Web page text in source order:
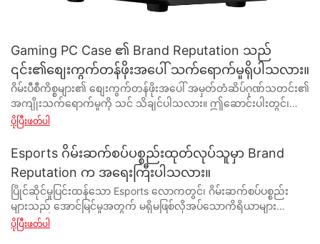
Gaming PC Case ၏ Brand Reputation သည်
၎င်း၏စျေးကွက်တန်ဖိုးအပေါ် သက်ရောက်မှုရှိပါသလား။
ဂိမ်းပီစီကိစ္စများ၏ စျေးကွက်တန်ဖိုးအပေါ် အမှတ်တံဆိပ်ဂုဏ်သတင်း၏ အကျိုးသက်ရောက်မှုကို သင် သိချင်ပါသလား။ ဤဆောင်းပါးတွင်၊ ကျွန်ုပ်တို့သည် ဂိမ်းပီစီအိတ်တစ်လုံး၏ အမှတ်တံဆိပ်ဂုဏ်သတင်းနှင့် ၎င်း၏စျေးကွက်တန်ဖိုးတို့ကြား ဆန်းကြယ်သော ဆက်ဆံရေးကို စူးစမ်းလေ့လာပါသည်။ အပြိုင်အဆိုင်ဂိမ်းစက်မှုနယ်ပယ်တွင် သုံးစွဲသူများ၏ သဘောထားအမြင်များက ထုတ်ကုန်တစ်ခု၏တန်ဖိုးကို မည်သို့ပုံဖော်နိုင်သည်ကို လေ့လာခြင်းဖြင့် ကျွန်ုပ်တို့နှင့်ပူးပေါင်းပါ။ - Brand Reputation နှင့် Market Value အကြား ဆက်စပ်မှုကို စစ်ဆေးခြင်း။ နည်းပညာနှင့် ဂိမ်းလောကတွင် အမြဲတစေ တိုးတက်ပြောင်းလဲနေသော ဂိမ်းကစားခြင်း PC Case သည် စွမ်းဆောင်ရည်မြင့် ကွန်ပျူတာ၏ အစိတ်အပိုင်းများကို ကာကွယ်ပေးရုံသာမက တပ်ဆင်မှု၏ အလုံးစုံ လှပမှုကို မြှင့်တင်ရာတွင်လည်း အရေးပါသော အခန်းကဏ္ဍမှ ပါဝင်ပါသည်။ ထို့ကြောင့်၊ သုံးစွဲသူများသည် လူသိများသောအမှတ်တံဆိပ်များကို သာလွန်ကောင်းမွန်သောအရည်အသွေးနှင့် စွမ်းဆောင်ရည်ဖြင့် တွဲဆက်လေ့ရှိသောကြောင့် ဂိမ်းပီစီအိတ်တစ်လုံး၏ အမှတ်တံဆိပ်ဂုဏ်သတင်းသည် ၎င်း၏စျေးကွက်တန်ဖိုးကို သိသိသာသာသက်ရောက်မှုရှိနိုင်သည်။ ဂိမ်းပီစီကိစ္စများတွင် အမှတ်တံဆိပ်ဂုဏ်သတင်းနှင့် စျေးကွက်တန်ဖိုးအကြား ဆက်စပ်မှုကို ဆန်းစစ်သောအခါ၊ ဂိမ်းဆော့ဖ်ဝဲ PC case ပေးသွင်းသူများနှင့် ထုတ်လုပ်သူများ၏ အခန်းကဏ္ဍကို ထည့်သွင်းစဉ်းစားရန် အရေးကြီးပါသည်။ Gaming PC case ပေးသွင်းသူများသည် အမျိုးမျိုးသော ဂိမ်းထုတ်လုပ်သူများထံမှ gaming PC case အများအပြားကို ဖြန့်ချီရန် တာဝန်ရှိပြီး gaming PC case ထုတ်လုပ်သူများသည် အဆိုပါ case များကို ဒီဇိုင်းထုတ်ရန်နှင့် ထုတ်လုပ်ရန် တာဝန်ပေးထားသည်။ အဆိုပါအဖွဲ့အစည်းနှစ်ခုစလုံးသည် ဂိမ်းပီစီအိတ်၏အမှတ်တံဆိပ်ဂုဏ်သတင်းကိုပုံဖော်ရာတွင် အဓိကအခန်းကဏ္ဍမှပါဝင်နေပြီး နောက်ဆုံးတွင် ၎င်း၏စျေးကွက်တန်ဖိုးကို လွှမ်းမိုးထားသည်။ ဂိမ်းပီစီအိတ်တစ်လုံး၏ အမှတ်တံဆိပ်ဂုဏ်သတင်းကို လွှမ်းမိုးနိုင်သည့် အဓိကအချက်များထဲမှတစ်ခုမှာ ၎င်း၏တည်ဆောက်မှုတွင် အသုံးပြုသည့်ပစ္စည်းများ၏ အရည်အသွေးဖြစ်သည်။ Tempered Glass၊ Aluminium နှင့် Steel ကဲ့သို့သော အရည်အသွေးမြင့်ပစ္စည်းများသည် တာရှည်ခံမှုနှင့် တာရှည်ခံမှုကို ပေးစွမ်းရုံသာမက Case ၏ အလုံးစုံလှပမှုကိုလည်း ပံ့ပိုးပေးပါသည်။ ပရီမီယံပစ္စည်းများဖြင့်ပြုလုပ်ထားသည့် ဂိမ်းပီစီအိတ်ကို စားသုံးသူများက အဆင့်မြင့်ထုတ်ကုန်တစ်ခုအဖြစ် ထင်မြင်ယူဆနိုင်ပြီး ၎င်း၏အမှတ်တံဆိပ်ဂုဏ်သတင်းနှင့် စျေးကွက်တန်ဖိုးကို မြှင့်တင်ပေးပါသည်။ ပစ္စည်းများအပြင်၊ ဂိမ်းပီစီအိတ်၏ ဒီဇိုင်းနှင့် လုပ်ဆောင်နိုင်စွမ်းသည် ၎င်း၏အမှတ်တံဆိပ်ဂုဏ်သတင်းကို ပုံဖော်ရာတွင် အရေးပါသောအခန်းကဏ္ဍမှ ပါဝင်ပါသည်။ RGB အလင်းရောင်၊ ကေဘယ်ကြိုး စီမံခန့်ခွဲမှုစနစ်များနှင့် စိတ်ကြိုက်ပြင်ဆင်နိုင်သော အပြင်အဆင်များကဲ့သို့သော ဆန်းသစ်သောအင်္ဂါရပ်များပါရှိသော ဂိမ်းကစားသည့် PC အိတ်များသည် သုံးစွဲသူများထံ ဆွဲဆောင်နိုင်ပြီး အပြုသဘောဆောင်သော သုံးသပ်ချက်များကို စုဆောင်းနိုင်ဖွယ်ရှိသည်။ ရလဒ်အနေဖြင့် ဤကိစ္စများသည် ကျော်ကြားသောအမှတ်တံဆိပ်များနှင့် ဆက်စပ်မှုရှိနိုင်ချေပိုများပြီး စားသုံးသူများ၏အမြင်တွင် ၎င်းတို့၏စျေးကွက်တန်ဖိုးကို တိုးစေသည်။ ထို့အပြင်၊ ဂိမ်းဆော့သော PC case ပေးသွင်းသူ သို့မဟုတ် ထုတ်လုပ်သူ၏ ဂုဏ်သတင်းသည် ၎င်းတို့ကမ်းလှမ်းသည့် ထုတ်ကုန်များ၏ အမှတ်တံဆိပ်ဂုဏ်သတင်းကိုလည်း လွှမ်းမိုးနိုင်သည်။ အရည်အသွေးမြင့် ထုတ်ကုန်များနှင့် ကောင်းမွန်သော ဖောက်သည် ဝန်ဆောင်မှုများ ပေးအပ်သည့် မှတ်တမ်းရှိသည့် ဂိမ်းပီစီ အိတ်ရောင်းချသူ သို့မဟုတ် ထုတ်လုပ်သူသည် စားသုံးသူများထံမှ ယုံကြည်ရဖွယ်ရှိပြီး ၎င်းတို့ကမ်းလှမ်းသည့် ဂိမ်းကစားသည့် PC အိတ်များနှင့် အပြုသဘောဆောင်သော ပေါင်းစည်းမှုကို ဖြစ်ပေါ်စေပါသည်။ အခြားတစ်ဖက်တွင်၊ ညံ့ဖျင်းသောဂုဏ်သတင်းရှိသော ပေးသွင်းသူ သို့မဟုတ် ထုတ်လုပ်သူသည် ၎င်းတို့ပေးဆောင်သည့် ဂိမ်း PC အိတ်များ၏ အမှတ်တံဆိပ်ဂုဏ်သတင်းနှင့် စျေးကွက်တန်ဖိုးကို ထိခိုက်စေနိုင်သည်။ ယေဘုယျအားဖြင့်၊ ဂိမ်းပီစီအိတ်တစ်လုံး၏ အမှတ်တံဆိပ်ဂုဏ်သတင်းသည် သုံးစွဲသူများသည် ကျော်ကြားသောအမှတ်တံဆိပ်များမှ ထုတ်ကုန်များအတွက် ပရီမီယံကို ပေးဆောင်ရန် ဆန္ဒရှိသဖြင့် ၎င်း၏စျေးကွက်တန်ဖိုးနှင့် ပြတ်ပြတ်သားသား ချိတ်ဆက်ထားသည်။ အမှတ်တံဆိပ်ဂုဏ်သတင်းကို အထောက်အကူဖြစ်စေသည့်အချက်များကို နားလည်ခြင်းဖြင့် ဂိမ်းဆော့သော PC case ပေးသွင်းသူများနှင့် ထုတ်လုပ်သူများသည် စျေးကွက်တွင် ၎င်းတို့၏ရပ်တည်ချက်ကို အားကောင်းစေပြီး အရည်အသွေးမြင့်နှင့် စတိုင်ကျသော ဂိမ်းကစားသည့် PC အိတ်များကို ရှာဖွေနေသည့် ပိုင်းခြားစိတ်ဖြာသော စားသုံးသူများကို ဆွဲဆောင်နိုင်သည်။ အဆုံးစွန်အားဖြင့်၊ အမှတ်တံဆိပ်ဂုဏ်သတင်းနှင့် စျေးကွက်တန်ဖိုးအကြား ဆက်စပ်မှုသည် အရည်အသွေး၊ ဒီဇိုင်းနှင့် ယှဉ်ပြိုင်မှုရှိသော PC ဂိမ်းများတွင် ယှဉ်ပြိုင်မှုကမ္ဘာတွင် ယုံကြည်မှု၏ အရေးပါမှုကို မီးမောင်းထိုးပြပါသည်။ - စားသုံးသူဝယ်ယူမှုဆိုင်ရာ ဆုံးဖြတ်ချက်များအပေါ် ကုန်အမှတ်တံဆိပ်ခံယူချက်၏ သက်ရောက်မှု ပြိုင်ဆိုင်မှုများသော ဂိမ်းပီစီကိစ္စများတွင်၊ အမှတ်တံဆိပ်၏ခံယူချက်သည် စားသုံးသူဝယ်ယူမှုဆုံးဖြတ်ချက်များအပေါ် လွှမ်းမိုးမှုတွင် အရေးပါသောအခန်းကဏ္ဍမှ ပါဝင်ပါသည်။ အမှတ်တံဆိပ်တစ်ခု၏ဂုဏ်သတင်းသည် ထုတ်ကုန်တစ်ခု၏စျေးကွက်တန်ဖိုးကို သိသိသာသာသက်ရောက်မှုရှိစေနိုင်ကြောင်း ကျယ်ကျယ်ပြန့်ပြန့်အသိအမှတ်ပြုထားသည်။ ဤဆောင်းပါးသည် ဂိမ်း PC ကိစ္စများတွင် အမှတ်တံဆိပ်ဂုဏ်သတင်းနှင့် စျေးကွက်တန်ဖိုးအကြား ဆက်စပ်မှုကို လေ့လာရန် ရည်ရွယ်ပါသည်။ ဂိမ်းဆော့သော PC အိတ်များသည် ၎င်းတို့၏ ပြောင်မြောက်သော ဒီဇိုင်းများ၊ အဆင့်မြင့် အင်္ဂါရပ်များနှင့် စိတ်ကြိုက်ပြင်ဆင်နိုင်ခြင်းကြောင့် ဂိမ်းကစားသူများအကြား ရေပန်းစားသော ရွေးချယ်မှုတစ်ခု ဖြစ်လာခဲ့သည်။ ရလဒ်အနေဖြင့်၊ ဂိမ်းဆော့သော PC Case များအတွက် စျေးကွက်သည် ပေးသွင်းသူများနှင့် ထုတ်လုပ်သူများထံမှ မရေမတွက်နိုင်သော ရွေးချယ်မှုများဖြင့် ပြည့်နှက်လာသည်။ ထိုကဲ့သို့ လူစည်ကားသောဈေးကွက်တွင်၊ ကုန်အမှတ်တံဆိပ်များသည် သုံးစွဲသူများကို ဆွဲဆောင်ရန်နှင့် ထိန်းသိမ်းရန် ခိုင်မာသောဂုဏ်သတင်းကို ထူထောင်ရန် လိုအပ်သည်။ ဂိမ်းပီစီအိတ်တစ်လုံး၏ အမှတ်တံဆိပ်အပေါ် ခံယူချက်ကို ဆုံးဖြတ်သည့် အဓိကအချက်များထဲမှတစ်ခုမှာ ထုတ်ကုန်၏ အရည်အသွေးဖြစ်သည်။ ဂိမ်းကစားသူများသည် သာလွန်ကောင်းမွန်သောစွမ်းဆောင်ရည်၊ ကြာရှည်ခံမှုနှင့် အလှတရားများကို ပေးဆောင်သည့် အရည်အသွေးမြင့် case တစ်ခုအတွက် ပရီမီယံကို ပေးဆောင်ရန် ဆန္ဒရှိနေပါသည်။ ဤအချက်များပေါ်တွင် တစိုက်မတ်မတ် ပေးပို့သော ကုန်အမှတ်တံဆိပ်များသည် စားသုံးသူများ နှစ်သက်လက်ခံဖွယ် ပိုများပါသည်။ အခြားတစ်ဖက်တွင်၊ ဂိမ်းကစားသူများ၏မျှော်လင့်ချက်များကိုမပြည့်မီသောအမှတ်တံဆိပ်များသည် စျေးကွက်တွင်ဆွဲဆောင်မှုရရှိရန် ရုန်းကန်ရနိုင်သည်။ အမှတ်တံဆိပ်၏ ခံယူချက်၏နောက်ထပ်အရေးကြီးသောအချက်မှာ အမှတ်တံဆိပ်၏ အလုံးစုံသောပုံရိပ်နှင့် ဂုဏ်သတင်းဖြစ်သည်။ ဂိမ်းကစားသူများသည် ဂိမ်းအသိုင်းအဝိုင်းတွင် အပြုသဘောဆောင်သော နာမည်ကောင်းရှိသည့် အမှတ်တံဆိပ်များထံမှ ဝယ်ယူယုံကြည်မှု ပိုများပါသည်။ ထိရောက်သော စျေးကွက်ချဲ့ထွင်ခြင်း၊ အပြုသဘောဆောင်သော သုံးသပ်ချက်များ၊ သြဇာလွှမ်းမိုးသူများထံမှ ထောက်ခံချက်များနှင့် တုံ့ပြန်မှုရှိသော ဖောက်သည်ဝန်ဆောင်မှုမှတစ်ဆင့် ၎င်းကို အောင်မြင်နိုင်သည်။ ၎င်းတို့၏ဖောက်သည်များနှင့် တက်ကြွစွာ ထိတွေ့ဆက်ဆံပြီး ၎င်းတို့၏လိုအပ်ချက်များကို ဦးစားပေးသော ကုန်အမှတ်တံဆိပ်များသည် သစ္စာရှိနောက်လိုက်မှုကို တည်ဆောက်ကာ ၎င်းတို့၏စျေးကွက်တန်ဖိုးကို တိုးမြင့်လာစေသည်။ ထို့အပြင်၊ ဂိမ်းဆော့သော PC case ထုတ်လုပ်သူ၏ ဂုဏ်သတင်းသည်လည်း စားသုံးသူဝယ်ယူသည့် ဆုံးဖြတ်ချက်များအပေါ် လွှမ်းမိုးနိုင်သည်။ အရည်အသွေးမြင့် ထုတ်ကုန်များကို ထုတ်လုပ်သည့် မှတ်တမ်းရှိသည့် လုပ်ငန်းရှင်များသည် စားသုံးသူများ ယုံကြည်လက်ခံရန် အလားအလာ ပိုများသည်။ ဂိမ်းကစားသူများသည် ထုတ်လုပ်သူ၏ဂုဏ်သတင်းကို ထုတ်ကုန်အရည်အသွေးနှင့် ယုံကြည်စိတ်ချရမှုနှင့် ဆက်စပ်နေသောကြောင့် ဂိမ်းကစားသူများသည် အမည်မသိအမှတ်တံဆိပ်တစ်ခုထက် ကျော်ကြားသောထုတ်လုပ်သူထံမှ ဂိမ်းပီစီအိတ်ကို ရွေးချယ်နိုင်ဖွယ်ရှိသည်။ ယေဘုယျအားဖြင့်၊ ဂိမ်းဆော့သော PC case ၏ အမှတ်တံဆိပ်ဂုဏ်သတင်းသည် ၎င်း၏စျေးကွက်တန်ဖိုးအပေါ် သိသာထင်ရှားသော သက်ရောက်မှုရှိနိုင်သည်။ သူတို့ကိုယ်သူတို့ ကွဲပြားအောင်၊ အပြုသဘောဆောင်တဲ့ ဂုဏ်သတင်းကို ထူထောင်နိုင်ပြီး အရည်အသွေးမြင့် ထုတ်ကုန်တွေကို ပေးဆောင်နိုင်တဲ့ ကုန်အမှတ်တံဆိပ်တွေဟာ ပြိုင်ဆိုင်မှုပြင်းထန်တဲ့ ဂိမ်းကစားတဲ့ PC case စျေးကွက်မှာ အောင်မြင်ဖို့ အလားအလာပိုများပါတယ်။ ခိုင်မာသောအမှတ်တံဆိပ်ဆိုင်ရာ ခံယူချက်တည်ဆောက်ခြင်းကို အာရုံစိုက်ခြင်းဖြင့်၊ ဂိမ်းဆော့သော PC case ပေးသွင်းသူများနှင့် ထုတ်လုပ်သူများသည် ဖောက်သည်များကို ဆွဲဆောင်နိုင်ပြီး ထိန်းသိမ်းနိုင်ကာ ၎င်းတို့၏စျေးကွက်တန်ဖိုးကို မြှင့်တင်ကာ ပြိုင်ဆိုင်မှုထက် သာလွန်နေနိုင်သည်။ - အမှတ်တံဆိပ်သစ္စာစောင့်သိမှုသည် Gaming PC Cases များတွင် စျေးကွက်ရေစီးကြောင်းများကို မည်ကဲ့သို့ လွှမ်းမိုးနိုင်သနည်း။ ပြိုင်ဆိုင်မှုပြင်းထန်သော ဂိမ်းပီစီကိစ္စများတွင်၊ အမှတ်တံဆိပ်သစ္စာစောင့်သိမှုသည် စျေးကွက်လမ်းကြောင်းများကို လွှမ်းမိုးမှုတွင် အရေးပါသောအခန်းကဏ္ဍမှ ပါဝင်ပါသည်။ ဂိမ်းကစားသူများသည် ၎င်းတို့၏ ဂိမ်းစနစ်ထည့်သွင်းမှုများအတွက် ၎င်းတို့၏ နှစ်သက်မှုများနှင့် လိုအပ်ချက်များကို ပိုမိုပိုင်းခြားသိမြင်လာသည်နှင့်အမျှ အမှတ်တံဆိပ်ဂုဏ်သတင်း၏ အရေးပါမှုကို လျှော့မတွက်နိုင်ပါ။ ဤဆောင်းပါးတွင်၊ အမှတ်တံဆိပ်သစ္စာရှိမှုသည် ဂိမ်းဆော့ဖ်ဝဲရောင်းချသူများနှင့် ထုတ်လုပ်သူများအပေါ် အာရုံစိုက်ခြင်းဖြင့် ဂိမ်း PC case နယ်ပယ်တွင် စျေးကွက်တန်ဖိုးအပေါ် မည်သို့အကျိုးသက်ရောက်ကြောင်း အသေးစိပ်ဖော်ပြပါမည်။ Gaming PC အိတ်များသည် ဂိမ်းကစားသူများအတွက် အသုံးဝင်သော ဆက်စပ်ပစ္စည်းတစ်ခုမျှသာမဟုတ်ပေ။ ၎င်းတို့သည် ကိုယ်ပိုင်စတိုင်၏ ဖော်ပြချက်ဖြစ်ပြီး ၎င်းတို့၏ ဂိမ်းတူးစင်၏ အရည်အသွေးကို ထင်ဟပ်စေသည်။ ထို့ကြောင့်၊ ဂိမ်းကစားသူများသည် အရည်အသွေးမြင့်ပြီး ဆန်းသစ်တီထွင်သော ထုတ်ကုန်များကို ထုတ်လုပ်သည့် ဂုဏ်သတင်းကို တည်ဆောက်ထားသော အမှတ်တံဆိပ်များဆီသို့ မကြာခဏ အာရုံစိုက်ကြသည်။ ဤအမှတ်တံဆိပ်သစ္စာစောင့်သိမှုသည် ၎င်းတို့နှစ်သက်သောအမှတ်တံဆိပ်များမှ ထုတ်ကုန်များအတွက် ပရီမီယံကြေးပေးဆောင်လိုသော သစ္စာရှိဖောက်သည်အခြေခံကို ဖြစ်ပေါ်စေနိုင်သည်။ အမှတ်တံဆိပ်သစ္စာစောင့်သိမှုသည် ဂိမ်း PC case နယ်ပယ်တွင် စျေးကွက်လမ်းကြောင်းများကို လွှမ်းမိုးနိုင်သည့် အဓိကနည်းလမ်းများထဲမှတစ်ခုမှာ အရည်အသွေးကို ခံယူချက်အားဖြင့်ဖြစ်သည်။ အမှတ်တံဆိပ်တစ်ခုအပေါ် သစ္စာစောင့်သိသောဂိမ်းကစားသူများသည် ၎င်းတို့၏လိုအပ်ချက်များနှင့်ကိုက်ညီသည့် သာလွန်ကောင်းမွန်သောထုတ်ကုန်တစ်ခုကို ပေးအပ်ရန် အဆိုပါအမှတ်တံဆိပ်ကို ယုံကြည်နိုင်ခြေပိုများပါသည်။ ဤယုံကြည်မှုသည် အမှတ်တံဆိပ်အတွက် အရောင်းနှင့် စျေးကွက်ဝေစုကို တိုးလာစေပြီး ၎င်းတို့၏ထုတ်ကုန်များအတွက် စျေးကွက်တန်ဖိုး မြင့်မားစေသည်။ အမှတ်တံဆိပ်သစ္စာစောင့်သိမှုသည် ဂိမ်းပီစီကိစ္စစက်မှုလုပ်ငန်းတွင် စျေးကွက်လမ်းကြောင်းများကို အကျိုးသက်ရောက်စေသည့် အခြားနည်းလမ်းမှာ အမှတ်တံဆိပ်လှုံ့ဆော်မှုမှတစ်ဆင့်ဖြစ်သည်။ သစ္စာရှိဖောက်သည်များသည် ၎င်းတို့၏ နှစ်သက်ရာအမှတ်တံဆိပ်များမှ ထုတ်ကုန်များကို သူငယ်ချင်းများနှင့် မိသားစုထံ အကြံပြုနိုင်ခြေပိုများပြီး ယင်းသည် အမှတ်တံဆိပ်၏အသိအမြင်ကို တိုးမြင့်လာစေကာ ဝယ်ယူမှုဆိုင်ရာ ဆုံးဖြတ်ချက်များကို လွှမ်းမိုးနိုင်စေပါသည်။ ဤနှုတ်ဖြင့်ရောင်းချခြင်းသည် ၎င်းတို့၏ဖောက်သည်အခြေခံကို ချဲ့ထွင်ရန်ရှာဖွေနေသော ဂိမ်း PC အိတ်ပေးသွင်းသူများနှင့် ထုတ်လုပ်သူများအတွက် အစွမ်းထက်သောကိရိယာတစ်ခုဖြစ်နိုင်သည်။ အရောင်းနှင့် စျေးကွက်တန်ဖိုးကို မောင်းနှင်သည့်အပြင်၊ အမှတ်တံဆိပ်သစ္စာစောင့်သိမှုသည် ဂိမ်းကစားသည့် PC case ပေးသွင်းသူများနှင့် ထုတ်လုပ်သူများကို ပြိုင်ဘက်များနှင့် ကွဲပြားစေရန် ကူညီပေးနိုင်သည်။ ခိုင်မာပြီး သစ္စာရှိသော ဖောက်သည်အခြေခံကို တည်ဆောက်ခြင်းဖြင့်၊ ကုန်အမှတ်တံဆိပ်များသည် စျေးကွက်ရှိ အခြားကစားသမားများနှင့် ခြားနားစေသည့် ထူးခြားသောရောင်းချမှုဆိုင်ရာ အဆိုပြုချက်ကို ဖန်တီးနိုင်သည်။ ၎င်းသည် ဖောက်သည်အသစ်များကို ဆွဲဆောင်ရန်နှင့် ရှိပြီးသားသ
ပိုပြီးဖတ်ပါ
Esports ဂိမ်းဆက်စပ်ပစ္စည်းထုတ်လုပ်သူမှာ Brand
Reputation က အရေးကြီးပါသလား။
ပြိုင်ဆိုင်မှုပြင်းထန်သော Esports လောကတွင်၊ ဂိမ်းဆက်စပ်ပစ္စည်းများသည် အောင်မြင်မှုအတွက် မရှိမဖြစ်လိုအပ်သောကိရိယာများဖြစ်သည်။ ဒါပေမယ့် ဒီဆက်စပ်ပစ္စည်းတွေရဲ့နောက်ကွယ်က အမှတ်တံဆိပ်ရဲ့ဂုဏ်သတင်းက တကယ်ပဲ ကွာခြားသွားသလား။ ဤဆောင်းပါးတွင်၊ ကျွန်ုပ်တို့သည် esports ဂိမ်းဆက်စပ်ပစ္စည်းများ၏ လက်ကားစျေးကွက်တွင် အမှတ်တံဆိပ်ဂုဏ်သတင်း၏ အကျိုးသက်ရောက်မှုကို အသေးစိပ်လေ့လာထားပါသည်။ ဝယ်ယူခြင်းဆိုင်ရာ ဆုံးဖြတ်ချက်များနှင့် esports ဂိမ်းကစားသူများ၏ အလုံးစုံအောင်မြင်မှုအပေါ် အမှတ်တံဆိပ်၏ ခံယူချက်အပေါ် လွှမ်းမိုးမှုကို စူးစမ်းလေ့လာခြင်းဖြင့် ကျွန်ုပ်တို့နှင့် ပူးပေါင်းလိုက်ပါ။ Esports Industry တွင် Brand Reputation ၏ အရေးပါမှုကို နားလည်ခြင်း။ ဂိမ်းကစားသူ သန်းပေါင်းများစွာသည် virtual စစ်မြေပြင်တွင် ယှဉ်ပြိုင်နေကြသည့် esports လောကတွင်၊ အမှတ်တံဆိပ်ဂုဏ်သတင်း၏ အရေးပါမှုကို လျှော့တွက်၍မရပါ။ Esports ဂိမ်းဆက်စပ်ပစ္စည်းများသည် ၎င်းတို့၏စွမ်းဆောင်ရည်နှင့် ဂိမ်းကစားခြင်းအတွေ့အကြုံကို များစွာအကျိုးသက်ရောက်နိုင်သောကြောင့် ပရော်ဖက်ရှင်နယ်ဂိမ်းကစားသူများအတွက် မရှိမဖြစ်လိုအပ်သောကိရိယာများဖြစ်သည်။ ဂိမ်းဆက်စပ်ပစ္စည်းစက်မှုလုပ်ငန်းရှိ လက်ကားရောင်းချသူများအတွက်၊ အမှတ်တံဆိပ်ဂုဏ်သတင်း၏ အရေးပါမှုကို သိရှိနားလည်ခြင်းသည် ဤယှဉ်ပြိုင်မှုစျေးကွက်တွင် အောင်မြင်မှုအတွက် အရေးကြီးပါသည်။ esports လုပ်ငန်းတွင် အမှတ်တံဆိပ်ဂုဏ်သတင်း၏ အဓိကကျသော ကဏ္ဍများထဲမှတစ်ခုမှာ ယုံကြည်မှုဖြစ်သည်။ ဂိမ်းကစားသူများသည် ပြင်းထန်သောဂိမ်းဆက်ရှင်များ၏ တင်းကျပ်မှုများကို ခံနိုင်ရည်ရှိသော အရည်အသွေးမြင့်၊ တာရှည်ခံဆက်စပ်ပစ္စည်းများကို ပံ့ပိုးပေးရန်အတွက် ကျော်ကြားသောအမှတ်တံဆိပ်များကို အားကိုးကြသည်။ ထိပ်တန်းထုတ်ကုန်များ ပေးပို့ခြင်းအတွက် ခိုင်မာသောဂုဏ်သတင်းရှိသော အမှတ်တံဆိပ်သည် သစ္စာရှိဖောက်သည်အခြေခံကို ဆွဲဆောင်နိုင်ပြီး ဂိမ်းအသိုင်းအဝိုင်းအတွင်း အပြုသဘောဆောင်သော နှုတ်ထွက်အကြံပြုချက်များကို ထုတ်ပေးမည်ဖြစ်သည်။ ထို့အပြင်၊ အမှတ်တံဆိပ်ဂုဏ်သတင်းသည် စားသုံးသူဝယ်ယူမှုဆုံးဖြတ်ချက်များအပေါ် လွှမ်းမိုးမှုတွင် အရေးပါသောအခန်းကဏ္ဍမှ ပါဝင်ပါသည်။ ယုံကြည်စိတ်ချရသော ဆက်စပ်ပစ္စည်းများသည် ၎င်းတို့၏ ဂိမ်းစွမ်းဆောင်ရည်ကို မြှင့်တင်ပေးပြီး ယှဉ်ပြိုင်နိုင်စွမ်းကို ပေးစွမ်းနိုင်သည်ဟု ယုံကြည်သောကြောင့် ဂိမ်းကစားသူများသည် ၎င်းတို့ယုံကြည်ရသော အမှတ်တံဆိပ်များတွင် ရင်းနှီးမြှုပ်နှံရန် ဆန္ဒရှိနေပါသည်။ ဂိမ်းအသုံးအဆောင်ပစ္စည်းများ လက်လီရောင်းချသူများသည် လက်လီရောင်းချသူများနှင့် ဂိမ်းကစားသူများကို ဆွဲဆောင်ရန်အတွက် ဂုဏ်သိက္ခာရှိသော အမှတ်တံဆိပ်များနှင့် ချိန်ညှိရပါမည်။ ထည့်သွင်းစဉ်းစားရမည့် နောက်ထပ်အရေးကြီးသည့်အချက်မှာ အမှတ်တံဆိပ်အသိအမှတ်ပြုခြင်းပင်ဖြစ်သည်။ esports လုပ်ငန်းတွင် ခိုင်မာသော နာမည်ကောင်းဖြင့် တည်ထောင်ထားသော အမှတ်တံဆိပ်များသည် လူစည်ကားသော စျေးကွက်တွင် ပိုမိုထင်ရှားပြီး ယုံကြည်စိတ်ချရသော ဂိမ်းဆက်စပ်ပစ္စည်းများကို ရှာဖွေနေသည့် ဖောက်သည်များအတွက် ဆွဲဆောင်နိုင်ဖွယ်ရှိသည်။ လက်ကားဖြန့်ဖြူးသူများသည် ၎င်းတို့၏ဖောက်သည်အခြေခံကို ချဲ့ထွင်ရန်နှင့် အရောင်းမြှင့်တင်ရန်အတွက် နာမည်ကြီးအမှတ်တံဆိပ်များ၏ ကျော်ကြားမှုကို လွှမ်းမိုးနိုင်သည်။ ထို့အပြင်၊ အမှတ်တံဆိပ်ဂုဏ်သတင်းသည် လက်လီရောင်းချသူများနှင့် လက်လီရောင်းချသူများ၏ ဆက်ဆံရေးအပေါ် သက်ရောက်မှုရှိနိုင်သည်။ လက်လီရောင်းချသူများသည် ထုတ်ကုန်များ၏ အရည်အသွေးကို ယုံကြည်ပြီး တသမတ်တည်းရရှိနိုင်မှုကို အားကိုးနိုင်သောကြောင့် ဂုဏ်သိက္ခာရှိသောအမှတ်တံဆိပ်များကို သယ်ဆောင်သည့် ဖြန့်ဖြူးသူများနှင့် လက်တွဲလုပ်ဆောင်ရန် အလားအလာပိုများပါသည်။ ကျော်ကြားသောအမှတ်တံဆိပ်များမှ ဂိမ်းဆက်စပ်ပစ္စည်းများကို အမျိုးမျိုးသောရွေးချယ်မှုကို ကမ်းလှမ်းခြင်းဖြင့် လက်လီရောင်းချသူများသည် ၎င်းတို့၏လက်လီရောင်းချသူများနှင့် မိတ်ဖက်ဆက်ဆံရေးကို အားကောင်းစေပြီး အပြိုင်အဆိုင် esports လုပ်ငန်းတွင် တိုးတက်မှုကို တွန်းအားပေးနိုင်သည်။ နိဂုံးချုပ်အားဖြင့်၊ esports ဂိမ်းဆက်စပ်ပစ္စည်းများ လက်ကားလုပ်ငန်းတွင် အမှတ်တံဆိပ်ဂုဏ်သတင်း၏ အရေးပါမှုကို ဖော်ပြ၍မရနိုင်ပါ။ ဂိမ်းကစားသူများ၏ ယုံကြည်မှုနှင့် သစ္စာစောင့်သိမှု ရရှိထားသော ကုန်အမှတ်တံဆိပ်များသည် စျေးကွက်တွင် ပြိုင်ဆိုင်မှု အားသာချက်များ ရှိပြီး သစ္စာရှိ ဖောက်သည်များကို ဆွဲဆောင်ကာ အရောင်းကို မြှင့်တင်ပေးမည်ဖြစ်သည်။ လက်လီရောင်းချသူများနှင့် အရည်အသွေးမြင့်ဆက်စပ်ပစ္စည်းများကို ရှာဖွေနေသည့် လက်လီရောင်းချသူများနှင့် ဂိမ်းကစားသူများ၏ လိုအပ်ချက်များကို ဖြည့်ဆည်းပေးရန်အတွက် ကျော်ကြားသော အမှတ်တံဆိပ်များနှင့် ပူးပေါင်းခြင်းကို ဦးစားပေးလုပ်ဆောင်ရပါမည်။ အမှတ်တံဆိပ်ဂုဏ်သတင်း၏ အရေးပါမှုကို နားလည်ခြင်းဖြင့် လက်ကားရောင်းချသူများသည် အရှိန်အဟုန်ဖြင့် တိုးတက်နေသော esports လုပ်ငန်းတွင် အောင်မြင်မှုအတွက် ၎င်းတို့ကိုယ်ကို နေရာချထားနိုင်သည်။ Esports Gaming Accessories လက်လီရောင်းချမှုအပေါ် အမှတ်တံဆိပ်နာမည်ကျော်ကြားမှု သက်ရောက်မှု Esports လောကသည် လွန်ခဲ့သည့် နှစ်အနည်းငယ်အတွင်း လူကြိုက်များမှု လျင်မြန်စွာ ကြီးထွားလာခဲ့ပြီး ယခုအခါတွင် အပြိုင်အဆိုင် ဂိမ်းကစားခြင်းကို ပင်မရေစီးကြောင်း ဖျော်ဖြေရေးပုံစံအဖြစ် သတ်မှတ်ခံထားရသည်။ ဤတိုးတက်မှုနှင့်အတူ၊ အရည်အသွေးမြင့် ဂိမ်းဆက်စပ်ပစ္စည်းများ ဝယ်လိုအားလည်း တိုးလာကာ ဤစျေးကွက်ကို ဖြည့်ဆည်းပေးသည့် လက်ကားရောင်းချသူများ တိုးလာစေသည်။ ဤဆောင်းပါးတွင်၊ အမှတ်တံဆိပ်ဂုဏ်သတင်းသည် esports ဂိမ်းဆက်စပ်ပစ္စည်းများအတွက် လက်ကားစျေးကွက်တွင် အကျိုးသက်ရောက်မှုကို လေ့လာပါမည်။ ဂိမ်းအသုံးအဆောင်ပစ္စည်းများကို ဝယ်ယူသည့်အခါတွင် သုံးစွဲသူများသည် အရည်အသွေးမြင့်ထုတ်ကုန်များထုတ်လုပ်ရန် ခိုင်မာသောနာမည်ကြီးသည့် နာမည်ကြီးအမှတ်တံဆိပ်များထံ ဆွဲဆောင်လေ့ရှိကြသည်။ ၎င်းသည် ၎င်းတို့နှစ်သက်သောဂိမ်းများတွင် ပြိုင်ဆိုင်မှုအသာစီးရရှိရန် ထိပ်တန်းစွမ်းဆောင်ရည်ရှိသော စက်ကိရိယာများကို အားကိုးသည့် esports ဝါသနာအိုးများအတွက် အထူးမှန်ကန်ပါသည်။ ရလဒ်အနေဖြင့်၊ အပြုသဘောဆောင်သောဂုဏ်သတင်းဖြင့်ကျော်ကြားသောအမှတ်တံဆိပ်များကိုစတော့ရှယ်ယာရောင်းချသောလက်ကားရောင်းချသူများသည်၎င်းတို့၏ဂိမ်းဆက်တင်များအတွက်ဆက်စပ်ပစ္စည်းများကိုဝယ်ယူလိုသောဖောက်သည်များကိုဆွဲဆောင်နိုင်ခြေပိုများသည်။ အထူးသဖြင့် အိမ်အခြေခံဂိမ်းကစားသူများသည် ၎င်းတို့၏ ဂိမ်းအတွေ့အကြုံကို မြှင့်တင်ရန်အတွက် အရည်အသွေးမြင့် ဂိမ်းဆက်စပ်ပစ္စည်းများတွင် ရင်းနှီးမြှုပ်နှံရန် ဆန္ဒရှိနေပါသည်။ ၎င်းတွင် ဂိမ်းကစားသည့်ကီးဘုတ်များ၊ ကြွက်များ၊ နားကြပ်များနှင့် မော်နီတာများကဲ့သို့သော အရာများပါဝင်ပြီး ၎င်းတို့အားလုံးသည် စွမ်းဆောင်ရည်ကို မြှင့်တင်နိုင်ပြီး ဂိမ်းကစားခြင်းကို ပိုမိုနှစ်သက်ဖွယ်ဖြစ်စေနိုင်သည်။ ဤအမျိုးအစားများတွင် ကျော်ကြားသော အမှတ်တံဆိပ်များကို ကျယ်ပြန့်စွာ ပေးဆောင်သော လက်ကားရောင်းချသူများသည် ဤတိုးပွားလာသော လူဦးရေစာရင်းမှ ရောင်းအား တိုးလာဖွယ်ရှိသည်။ စားသုံးသူတစ်ဦးချင်းစီအပြင် esports အဖွဲ့များနှင့် အဖွဲ့အစည်းများသည် ကျော်ကြားသောအမှတ်တံဆိပ်များမှ ဂိမ်းဆက်စပ်ပစ္စည်းများကို ဝယ်ယူရာတွင်လည်း စိတ်ဝင်စားမှုရှိသည်။ ခိုင်မာသောအမှတ်တံဆိပ်ဂုဏ်သတင်းသည် အဖွဲ့တစ်ဖွဲ့သည် ၎င်းတို့၏ ဂိမ်းကစားခြင်းအတွက် အလေးအနက်ထားပြီး အရည်အသွေးမြင့်စက်ပစ္စည်းများတွင် ရင်းနှီးမြှုပ်နှံလိုကြောင်း အလားအလာရှိသော စပွန်ဆာများနှင့် မိတ်ဖက်များကို အချက်ပြနိုင်သည်။ ၎င်းသည် အပြိုင်အဆိုင် esports အခင်းအကျင်းတွင် ၎င်းတို့ကိုယ်ကို ထူထောင်လိုသည့် အသင်းများအတွက် အကျိုးအမြတ်များသော မိတ်ဖက်များကို ဆွဲဆောင်နိုင်ပြီး အခွင့်အလမ်းများကို ကူညီပေးနိုင်သည်။ ဂိမ်းဆက်စပ်ပစ္စည်းများဈေးကွက်ရှိ လက်ကားရောင်းချသူများအတွက်၊ ကျော်ကြားသောအမှတ်တံဆိပ်များနှင့် ခိုင်မာသောဆက်ဆံရေးထားရှိခြင်းသည် ၎င်းတို့၏အောင်မြင်မှုအတွက် အရေးကြီးပါသည်။ နာမည်ကြီးထုတ်လုပ်သူများထံမှ ထုတ်ကုန်မျိုးစုံကို ပေးဆောင်ခြင်းဖြင့် လက်ကားရောင်းချသူများသည် ၎င်းတို့၏ဖောက်သည်များ၏ မတူညီသောလိုအပ်ချက်များနှင့် စိတ်ကြိုက်ရွေးချယ်မှုများကို ဖြည့်ဆည်းပေးနိုင်ပါသည်။ ၎င်းသည် စားသုံးသူများအကြား ယုံကြည်မှုနှင့် သစ္စာစောင့်သိမှုကို တည်ဆောက်ရာတွင် ကူညီပေးနိုင်ပြီး လုပ်ငန်းကို ထပ်ခါတလဲလဲ ပြုလုပ်ကာ အပြုသဘောဆောင်သော နှုတ်ဖြင့် အကြံပြုချက်များကို ဖြစ်ပေါ်စေပါသည်။ နိဂုံးချုပ်အားဖြင့်၊ အမှတ်တံဆိပ်ဂုဏ်သတင်းသည် esports ဂိမ်းဆက်စပ်ပစ္စည်းများအတွက် လက်ကားဈေးကွက်တွင် အမှန်တကယ်အရေးကြီးပါသည်။ အိမ်အခြေခံဂိမ်းကစားသူများ၊ esports အဖွဲ့များနှင့် တစ်ဦးချင်းစားသုံးသူများအားလုံးသည် ၎င်းတို့ဝယ်ယူရွေးချယ်သော အမှတ်တံဆိပ်များ၏ ဂုဏ်သတင်းကြောင့် လွှမ်းမိုးထားသည်။ ကျော်ကြားသော အမှတ်တံဆိပ်များကို စုဆောင်းပြီး ထုတ်လုပ်သူများနှင့် ခိုင်မာသော ဆက်ဆံရေးကို မွေးမြူခြင်းဖြင့်၊ လက်ကားရောင်းချသူများသည် ကြီးထွားလာသော အရည်အသွေးမြင့် ဂိမ်းဆက်စပ်ပစ္စည်းများအတွက် ဝယ်လိုအားကို အသုံးချကာ ဤတိုးတက်ပြောင်းလဲနေသော လုပ်ငန်းနယ်ပယ်တွင် အောင်မြင်သောစီးပွားရေးကို တည်ဆောက်နိုင်သည်။ ခိုင်မာသော Brand Reputation မှတစ်ဆင့် ယုံကြည်မှုနှင့် သစ္စာစောင့်သိမှု တည်ဆောက်ခြင်း။ ယနေ့ခေတ်ပြိုင်ဆိုင်မှုပြင်းထန်သောစျေးကွက်တွင်၊ ခိုင်မာသောအမှတ်တံဆိပ်ဂုဏ်သတင်းဖြင့်ယုံကြည်မှုနှင့်သစ္စာစောင့်သိမှုတည်ဆောက်ခြင်းသည် esports ဂိမ်းဆက်စပ်ပစ္စည်းများလက်ကားလုပ်ငန်းတွင်ရှိသောစီးပွားရေးလုပ်ငန်းများအတွက်အရေးကြီးပါသည်။ အိမ်တွင် ဂိမ်းကစားခြင်း၏ ရေပန်းစားလာသည်နှင့်အမျှ အရည်အသွေးမြင့် ဂိမ်းဆက်စပ်ပစ္စည်းများ ဝယ်လိုအား မြင့်တက်လာသည်။ ရလဒ်အနေဖြင့်၊ စီးပွားရေးလုပ်ငန်းများသည် သုံးစွဲသူများကို ဆွဲဆောင်ရန်နှင့် ထိန်းသိမ်းရန် အပြုသဘောဆောင်သော အမှတ်တံဆိပ်ဂုဏ်သတင်းကို ထူထောင်ရန် အာရုံစိုက်ရမည်ဖြစ်သည်။ esports ဂိမ်းဆက်စပ်ပစ္စည်းများ လက်ကားလုပ်ငန်းတွင် အမှတ်တံဆိပ်နာမည်ကျော်ကြားမှုကို အားကောင်းစေသည့် အဓိကအချက်များထဲမှတစ်ခုမှာ ကမ်းလှမ်းထားသော ထုတ်ကုန်များ၏ အရည်အသွေးဖြစ်သည်။ ဝယ်ယူသူများသည် ၎င်းတို့၏ ဂိမ်းဆက်စပ်ပစ္စည်းများမှ ထိပ်တန်းစွမ်းဆောင်ရည်နှင့် တာရှည်ခံမှုကို မျှော်လင့်ထားသောကြောင့် စီးပွားရေးလုပ်ငန်းများသည် အရည်အသွေးမြင့်ထုတ်ကုန်များကို တသမတ်တည်း ပေးပို့နေကြောင်း သေချာစေရမည်။ သုံးစွဲသူများအား ယုံကြည်စိတ်ချရပြီး တာရှည်ခံဆက်စပ်ပစ္စည်းများကို ပေးအပ်ခြင်းဖြင့်၊ စီးပွားရေးလုပ်ငန်းများသည် ယုံကြည်မှုနှင့် သစ္စာစောင့်သိမှုကို တည်ဆောက်နိုင်ပြီး နောက်ဆုံးတွင် ထပ်ခါတလဲလဲ ဝယ်ယူမှုများနှင့် အပြုသဘောဆောင်သော နှုတ်ဖြင့် အကြံပြုချက်များကို ဖြစ်ပေါ်စေပါသည်။ အမှတ်တံဆိပ်ဂုဏ်သတင်းအားဖြင့် ယုံကြည်မှုနှင့် သစ္စာစောင့်သိမှုတည်ဆောက်ခြင်း၏ နောက်ထပ်အရေးကြီးသောအချက်မှာ ဖောက်သည်ဝန်ဆောင်မှုဖြစ်သည်။ ပြိုင်ဆိုင်မှုပြင်းထန်သော esports ဂိမ်းဆက်စပ်ပစ္စည်းများ လက်ကားရောင်းချသောကမ္ဘာတွင်၊ စီးပွားရေးလုပ်ငန်းများသည် ထူးခြားသောဖောက်သည်ဝန်ဆောင်မှုကိုပေးဆောင်ရန် အထက်နှင့်အထက် ကျော်လွန်သွားရမည်ဖြစ်သည်။ ၎င်းတွင် လျင်မြန်စွာ တုံ့ပြန်မှုရှိသော ပံ့ပိုးကူညီမှု၊ ဝယ်ယူသူ၏စိုးရိမ်မှုများကို ဆောလျင်စွာဖြေရှင်းရန်နှင့် လိုအပ်သည့်အခါတွင် ပုဂ္ဂိုလ်ရေးသီးသန့်အကူအညီများ ပေးခြင်းတို့ ပါဝင်သည်။ ဖောက်သည်များ၏ စိတ်ကျေနပ်မှုကို ဦးစားပေးခြင်းဖြင့်၊ လုပ်ငန်းများသည် အပြုသဘောဆောင်သော ဂုဏ်သတင်းကို မွေးမြူနိုင်ပြီး ၎င်းတို့၏ ဖောက်သည်များနှင့် ခိုင်မာသော ဆက်ဆံရေးကို တည်ဆောက်နိုင်သည်။ ထုတ်ကုန်အရည်အသွေးနှင့် ဖောက်သည်ဝန်ဆောင်မှုအပြင် esports ဂိမ်းဆက်စပ်ပစ္စည်းများ လက်ကားလုပ်ငန်းရှိ စီးပွားရေးလုပ်ငန်းများသည် ခိုင်မာသောအမှတ်တံဆိပ်ပုံသဏ္ဍာန်ကို တည်ဆောက်ရန် အာရုံစိုက်ရမည်ဖြစ်သည်။ ၎င်းတွင် ၎င်းတို့၏ ပစ်မှတ်ပရိသတ်နှင့် ထပ်တူထပ်မျှ ကိုက်ညီသည့် ပေါင်းစပ်ပြီး အသိအမှတ်ပြုနိုင်သော အမှတ်တံဆိပ်အထောက်အထားကို ဖန်တီးပေးခြင်း ပါဝင်သည်။ တစ်မူထူးခြားသော အမှတ်တံဆိပ်ကိုယ်ရည်ကိုယ်သွေးကို ပြုစုပျိုးထောင်ပြီး ၎င်းတို့၏တန်ဖိုးများနှင့် ရည်မှန်းချက်များကို အဆက်မပြတ်ဆက်သွယ်ခြင်းဖြင့်၊ လုပ်ငန်းများသည် ပြိုင်ဘက်များနှင့် ၎င်းတို့ကို ကွဲပြားစေပြီး ဖောက်သည်အပေါ် သစ္စာစောင့်သိမှုကို မြှင့်တင်ပေးနိုင်ပါသည်။ ထို့အပြင်၊ စီးပွားရေးလုပ်ငန်းများသည် ၎င်းတို့၏ဖောက်သည်များနှင့် ဂိမ်းအသိုင်းအဝိုင်းနှင့် တက်ကြွစွာပါဝင်ခြင်းဖြင
ပိုပြီးဖတ်ပါ